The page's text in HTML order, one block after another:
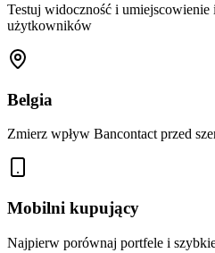
Testuj widoczność i
użytkowników
Belgia
Zmierz wpływ Bancontact przed
Mobilni kupujący
Najpierw porównaj portfele i